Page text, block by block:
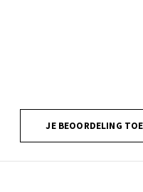
JE BEOORDELING